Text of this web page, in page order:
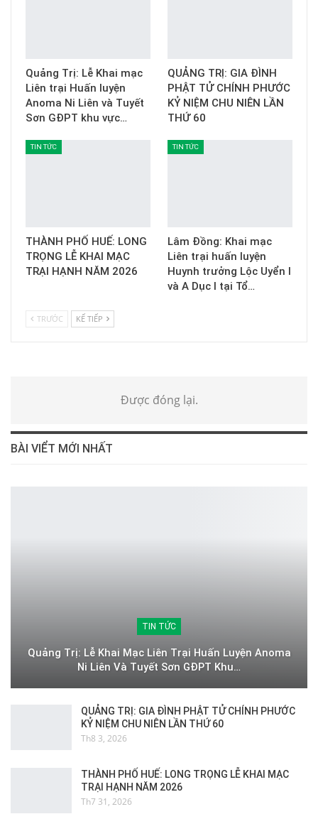
Quảng Trị: Lễ Khai mạc
Liên trại Huấn luyện
Anoma Ni Liên và Tuyết
Sơn GĐPT khu vực…
QUẢNG TRỊ: GIA ĐÌNH
PHẬT TỬ CHÍNH PHƯỚC
KỶ NIỆM CHU NIÊN LẦN
THỨ 60
TIN TỨC
THÀNH PHỐ HUẾ: LONG
TRỌNG LỄ KHAI MẠC
TRẠI HẠNH NĂM 2026
TIN TỨC
Lâm Đồng: Khai mạc
Liên trại huấn luyện
Huynh trưởng Lộc Uyển I
và A Dục I tại Tổ…
TRƯỚC KẾ TIẾP
Được đóng lại.
BÀI VIỂT MỚI NHẤT
TIN TỨC
Quảng Trị: Lễ Khai Mạc Liên Trại Huấn Luyện Anoma
Ni Liên Và Tuyết Sơn GĐPT Khu…
QUẢNG TRỊ: GIA ĐÌNH PHẬT TỬ CHÍNH PHƯỚC
KỶ NIỆM CHU NIÊN LẦN THỨ 60
Th8 3, 2026
THÀNH PHỐ HUẾ: LONG TRỌNG LỄ KHAI MẠC
TRẠI HẠNH NĂM 2026
Th7 31, 2026